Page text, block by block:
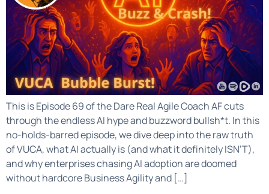
This is Episode 69 of the Dare Real Agile Coach AF cuts
through the endless AI hype and buzzword bullsh*t. In this
no-holds-barred episode, we dive deep into the raw truth
of VUCA, what AI actually is (and what it definitely ISN’T),
and why enterprises chasing AI adoption are doomed
without hardcore Business Agility and […]